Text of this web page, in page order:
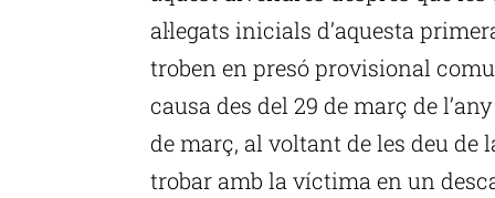
al·legats inicials d’aquesta
troben en presó provisional
causa des del 29 de març de
de març, al voltant de les deu de
trobar amb la víctima en un